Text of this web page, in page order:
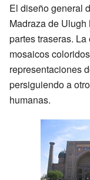
El diseño general
Madraza de
partes traseras.
mosaicos
representaciones
persiguiendo a
humanas.